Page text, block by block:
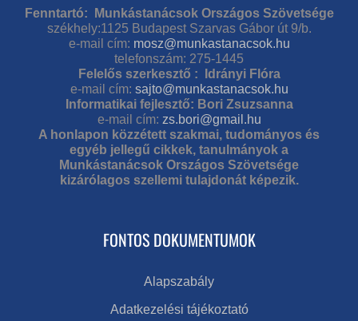
Fenntartó: Munkástanácsok Országos Szövetsége
székhely:1125 Budapest Szarvas Gábor út 9/b.
e-mail cím: mosz@munkastanacsok.hu
telefonszám: 275-1445
Felelős szerkesztő : Idrányi Flóra
e-mail cím: sajto@munkastanacsok.hu
Informatikai fejlesztő: Bori Zsuzsanna
e-mail cím: zs.bori@gmail.hu
A honlapon közzétett szakmai, tudományos és
egyéb jellegű cikkek, tanulmányok a
Munkástanácsok Országos Szövetsége
kizárólagos szellemi tulajdonát képezik.
FONTOS DOKUMENTUMOK
Alapszabály
Adatkezelési tájékoztató